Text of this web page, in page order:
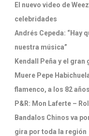
El nuevo video de
celebridades
Andrés Cepeda: “Hay
nuestra música”
Kendall Peña y el
Muere Pepe
flamenco, a los 82 años
P&R: Mon Laferte –
Bandalos Chinos va
gira por toda la región